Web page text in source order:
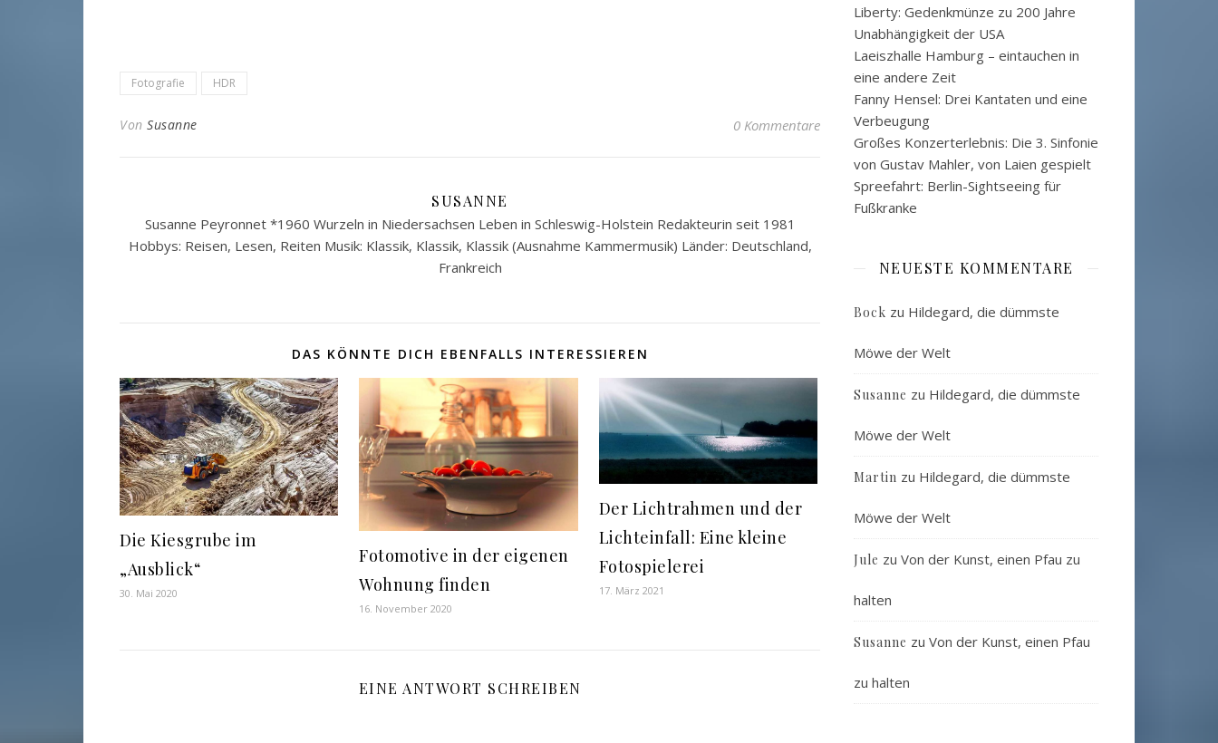
Fotografie HDR
Von Susanne 0 Kommentare
SUSANNE
Susanne Peyronnet *1960 Wurzeln in Niedersachsen Leben in Schleswig-Holstein Redakteurin seit 1981
Hobbys: Reisen, Lesen, Reiten Musik: Klassik, Klassik, Klassik (Ausnahme Kammermusik) Länder: Deutschland,
Frankreich
DAS KÖNNTE DICH EBENFALLS INTERESSIEREN
Die Kiesgrube im
„Ausblick“
30. Mai 2020
Fotomotive in der eigenen
Wohnung finden
16. November 2020
Der Lichtrahmen und der
Lichteinfall: Eine kleine
Fotospielerei
17. März 2021
EINE ANTWORT SCHREIBEN
Liberty: Gedenkmünze zu 200 Jahre
Unabhängigkeit der USA
Laeiszhalle Hamburg – eintauchen in
eine andere Zeit
Fanny Hensel: Drei Kantaten und eine
Verbeugung
Großes Konzerterlebnis: Die 3. Sinfonie
von Gustav Mahler, von Laien gespielt
Spreefahrt: Berlin-Sightseeing für
Fußkranke
NEUESTE KOMMENTARE
Bock zu Hildegard, die dümmste
Möwe der Welt
Susanne zu Hildegard, die dümmste
Möwe der Welt
Martin zu Hildegard, die dümmste
Möwe der Welt
Jule zu Von der Kunst, einen Pfau zu
halten
Susanne zu Von der Kunst, einen Pfau
zu halten